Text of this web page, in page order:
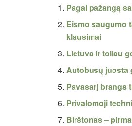
Pagal pažangą
Eismo saugumo
klausimai
Lietuva ir toliau
Autobusų juosta
Pavasarį brangs
Privalomoji
Birštonas –